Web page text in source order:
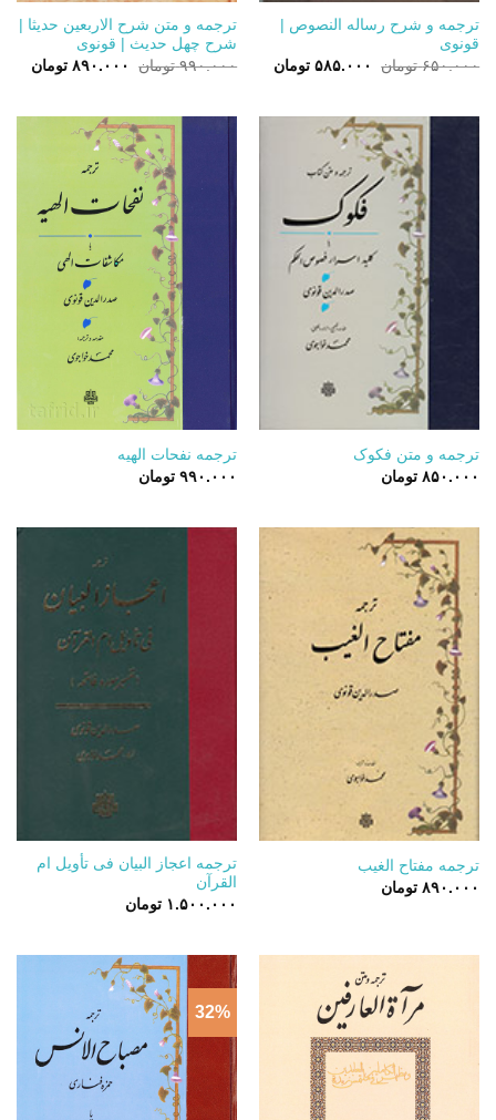
ترجمه و شرح رساله النصوص |
قونوی
۶۵۰.۰۰۰ تومان
قیمت
۵۸۵.۰۰۰ تومانقیمت
ترجمه و متن شرح الاربعین حدیثا |
شرح چهل حدیث | قونوی
۹۹۰.۰۰۰ تومان
قیمت
۸۹۰.۰۰۰ تومان
ترجمه و متن فکوک
۸۵۰.۰۰۰ تومان
ترجمه نفحات الهیه
۹۹۰.۰۰۰ تومان
ترجمه مفتاح الغیب
۸۹۰.۰۰۰ تومان
ترجمه اعجاز البیان فی تأویل ام
القرآن
۱.۵۰۰.۰۰۰ تومان
32%